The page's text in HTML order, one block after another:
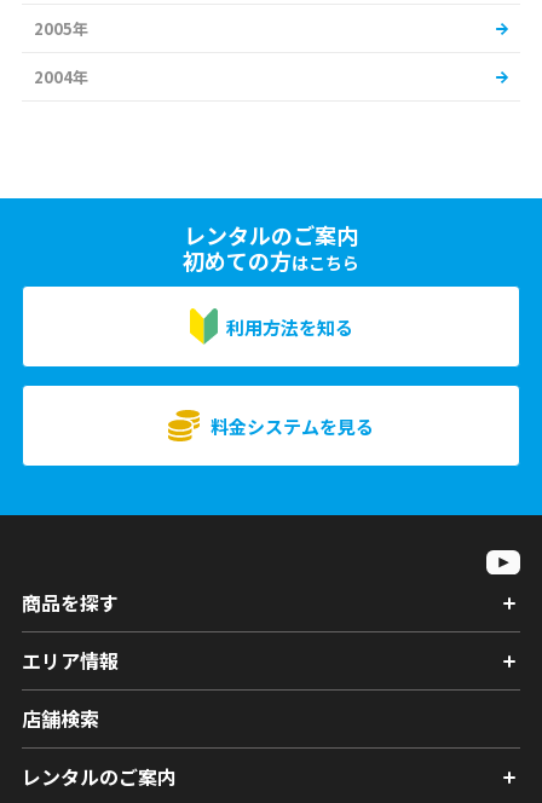
2005年
2004年
レンタルのご案内
初めての方はこちら
利用方法を知る
料金システムを見る
商品を探す
エリア情報
店舗検索
レンタルのご案内